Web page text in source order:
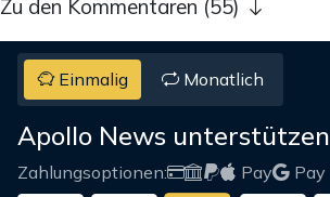
Zu den Kommentaren (55)
Einmalig Monatlich
Apollo News unterstützen
Zahlungsoptionen: Pay Pay